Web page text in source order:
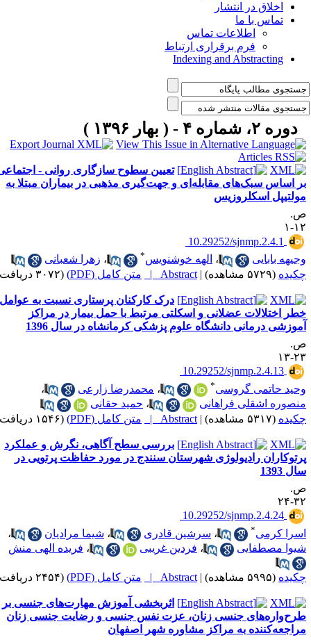
اخلاق در انتشار
تماس با ما
اطلاعات تماس
فرم برقراری ارتباط
Indexing and Abstracting
دوره ۲، شماره ۴ - ( بهار ۱۳۹۶ )
تعیین سطوح سازگاری روانی - اجتماعی
اساس سبک‌های مقابله‌ای و جهت‌گیری مذهبی در بیماران مبتلا به
اسکلروزیس
۱
‎ 10.29252/sjnmp.2.4.1
بابایی
،الهه خوشنویس ،زهرا شعبانی
(۵۷۲۹ مشاهده) |
Abstract | متن کامل (PDF) (۳۰۷۲ دریافت)
درک کارکنان پرستاری نسبت به عوامل
اختلالات عضلانی و اسکلتی مرتبط با حمل بیمار در مراکز
درمانی دانشگاه علوم پزشکی کرمانشاه در سال 1396
۱۳
‎ 10.29252/sjnmp.2.4.13
حاتمی گروسی
،محمدرضا زارعی
،
اشقلی فراهانی
،حمید حقانی
(۵۳۱۷ مشاهده) |
Abstract | متن کامل (PDF) (۱۵۴۶ دریافت)
بررسی سطح آگاهی، نگرش و عملکرد
رادیولوژی شهرستان سنندج در مورد حفاظت پرتویی در
1393
۲۴
‎ 10.29252/sjnmp.2.4.24
کرمی
،سرشین قادری ،شیما مرادیان
،
مصطفایی
،فردین غریبی ،فریده الهی منش
(۵۹۹۵ مشاهده) |
Abstract | متن کامل (PDF) (۲۴۵۴ دریافت)
اثربخشی آموزش مهارت‌های جنسی بر
جنسی زنان، عزت ‌نفس جنسی و رضایت جنسی زنان
به مراکز مشاوره شهر اصفهان